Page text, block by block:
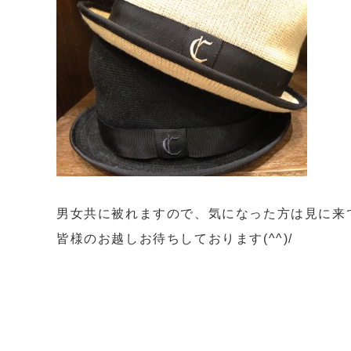
男女共に被れますので、気になった方は見に来
皆様のお越しお待ちしております(^^)/